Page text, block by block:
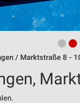
/ Marktstraße 8 -